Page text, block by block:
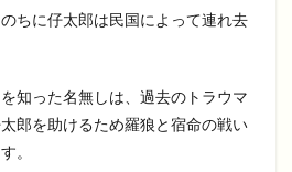
ちに仔太郎は民国によって連れ去
知った名無しは、過去のトラウマ
郎を助けるため羅狼と宿命の戦い
。